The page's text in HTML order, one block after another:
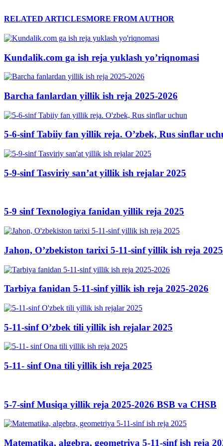
RELATED ARTICLESMORE FROM AUTHOR
Kundalik.com ga ish reja yuklash yo’riqnomasi
Barcha fanlardan yillik ish reja 2025-2026
5-6-sinf Tabiiy fan yillik reja. O’zbek, Rus sinflar
5-9-sinf Tasviriy san’at yillik ish rejalar 2025
5-9 sinf Texnologiya fanidan yillik reja 2025
Jahon, O’zbekiston tarixi 5-11-sinf yillik ish reja 2025
Tarbiya fanidan 5-11-sinf yillik ish reja 2025-2026
5-11-sinf O’zbek tili yillik ish rejalar 2025
5-11- sinf Ona tili yillik ish reja 2025
5-7-sinf Musiqa yillik reja 2025-2026 BSB va CHSB
Matematika, algebra, geometriya 5-11-sinf ish reja